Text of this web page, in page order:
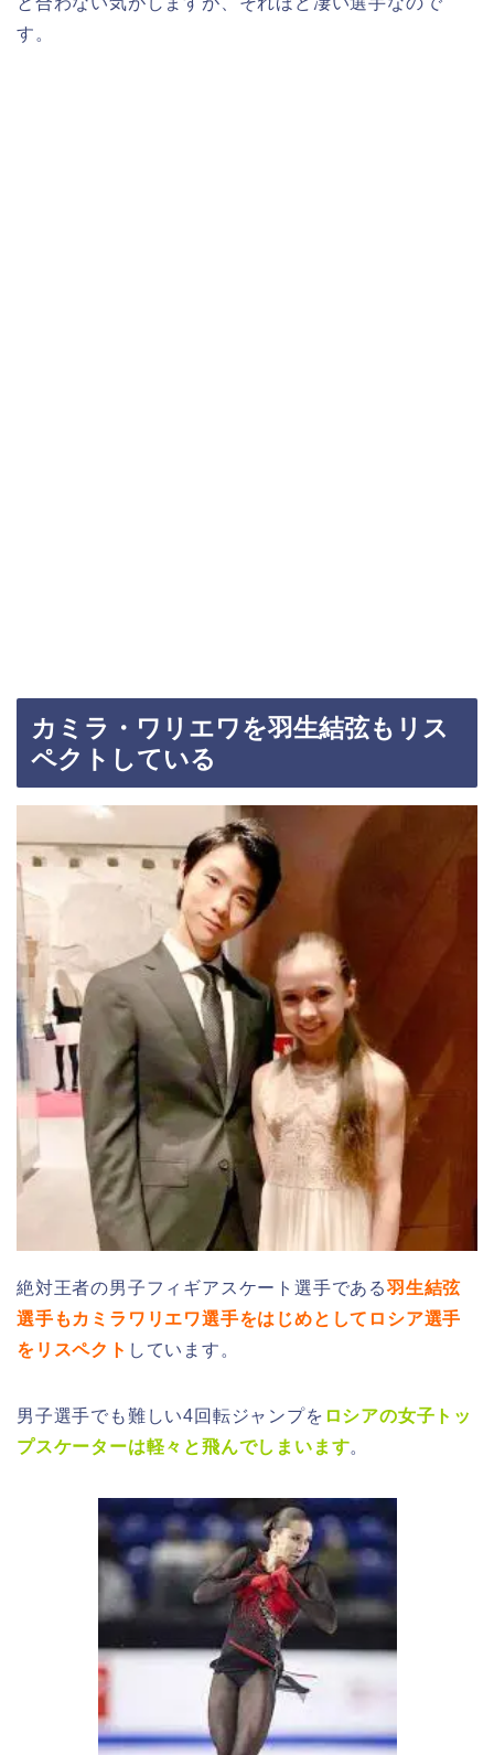
す。
カミラ・ワリエワを羽生結弦もリス
ペクトしている
絶対王者の男子フィギアスケート選手である羽生結弦
選手もカミラワリエワ選手をはじめとしてロシア選手
をリスペクト しています。
男子選手でも難しい4回転ジャンプを ロシアの女子トッ
プスケーターは軽々と飛んでしまいます。